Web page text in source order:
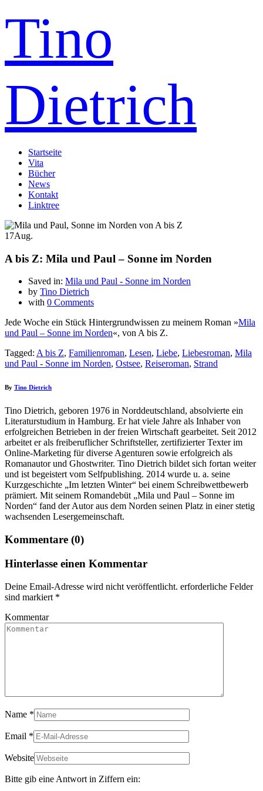
Tino
Dietrich
Startseite
Vita
Bücher
News
Kontakt
Linktree
17Aug.
A bis Z: Mila und Paul – Sonne im Norden
Saved in: Mila und Paul - Sonne im Norden
by Tino Dietrich
with 0 Comments
Jede Woche ein Stück Hintergrundwissen zu meinem Roman »Mila
und Paul – Sonne im Norden«, von A bis Z.
Tagged: A bis Z, Familienroman, Lesen, Liebe, Liebesroman, Mila
und Paul - Sonne im Norden, Ostsee, Reiseroman, Strand
By Tino Dietrich
Tino Dietrich, geboren 1976 in Norddeutschland, absolvierte ein
Literaturstudium in Hamburg. Er hat viele Jahre als Inhaber von
erfolgreichen Betrieben in der freien Wirtschaft gearbeitet. Seit 2012
arbeitet er als freiberuflicher Schriftsteller, zertifizierter Texter im
Online-Marketing für diverse Agenturen sowie erfolgreich als
Romanautor und Ghostwriter. Tino Dietrich bildet sich fortan weiter
und ist begeistert vom Selfpublishing. 2014 wurde u. a. seine
Kurzgeschichte „Im letzten Winter“ bei einem Schreibwettbewerb
prämiert. Mit seinem Romandebüt „Mila und Paul – Sonne im
Norden“ fand der Autor aus dem Norden seinen Platz in einer stetig
wachsenden Lesergemeinschaft.
Kommentare (0)
Hinterlasse einen Kommentar
Deine Email-Adresse wird nicht veröffentlicht. erforderliche Felder
sind markiert *
Kommentar
Name *
Email *
Website
Bitte gib eine Antwort in Ziffern ein: